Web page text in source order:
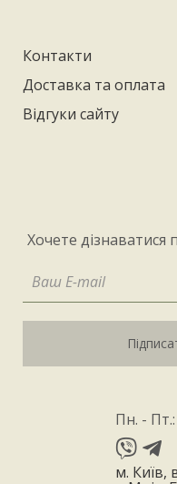
Контакти
Доставка та оплата
Відгуки сайту
Хочете
Пн. -
м. Київ,